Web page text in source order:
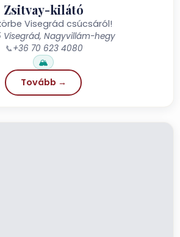
Zsitvay-kilátó
Visegrád csúcsáról!
Visegrád, Nagyvillám-hegy
📞+36 70 623 4080
🏔️
Tovább →